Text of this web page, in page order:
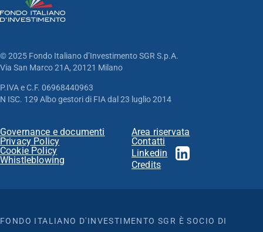
© 2025 Fondo Italiano d’Investimento SGR S.p.A.
Via San Marco 21A, 20121 Milano
P.IVA e C.F. 06968440963
N ISC. 129 Albo gestori di FIA dal 23 luglio 2014
Governance e documenti
Privacy Policy
Cookie Policy
Whistleblowing
Area riservata
Contatti
Linkedin
Credits
FONDO ITALIANO D'INVESTIMENTO SGR È SOCIO DI